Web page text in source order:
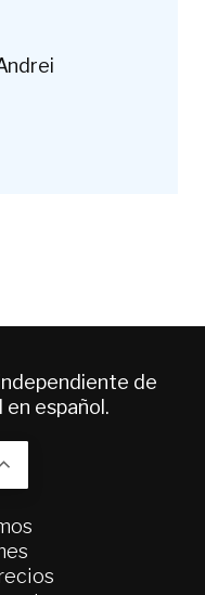
de
en español.